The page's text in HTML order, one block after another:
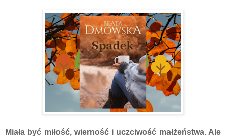
Miała być miłość, wierność i uczciwość małżeństwa. Ale